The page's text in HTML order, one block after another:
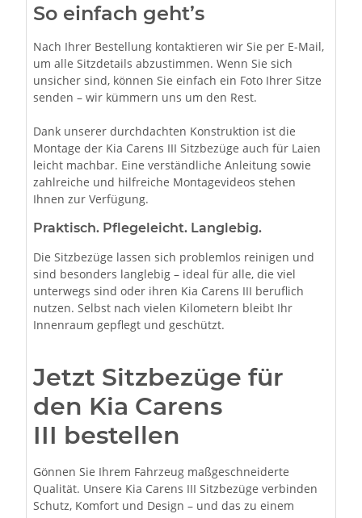
So einfach geht’s
Nach Ihrer Bestellung kontaktieren wir Sie per E-Mail,
um alle Sitzdetails abzustimmen. Wenn Sie sich
unsicher sind, können Sie einfach ein Foto Ihrer Sitze
senden – wir kümmern uns um den Rest.
Dank unserer durchdachten Konstruktion ist die
Montage der Kia Carens III Sitzbezüge auch für Laien
leicht machbar. Eine verständliche Anleitung sowie
zahlreiche und hilfreiche Montagevideos stehen
Ihnen zur Verfügung.
Praktisch. Pflegeleicht. Langlebig.
Die Sitzbezüge lassen sich problemlos reinigen und
sind besonders langlebig – ideal für alle, die viel
unterwegs sind oder ihren Kia Carens III beruflich
nutzen. Selbst nach vielen Kilometern bleibt Ihr
Innenraum gepflegt und geschützt.
Jetzt Sitzbezüge für
den Kia Carens
III bestellen
Gönnen Sie Ihrem Fahrzeug maßgeschneiderte
Qualität. Unsere Kia Carens III Sitzbezüge verbinden
Schutz, Komfort und Design – und das zu einem